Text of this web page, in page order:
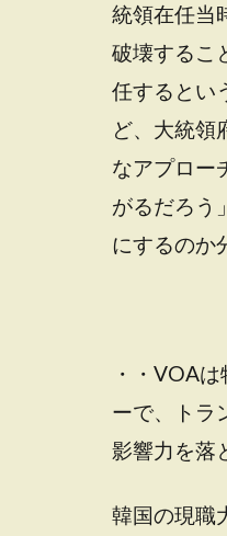
統領在任当
破壊するこ
任するとい
ど、大統領
なアプロー
がるだろう
にするのか
・・VOA
ーで、トラ
影響力を落
韓国の現職